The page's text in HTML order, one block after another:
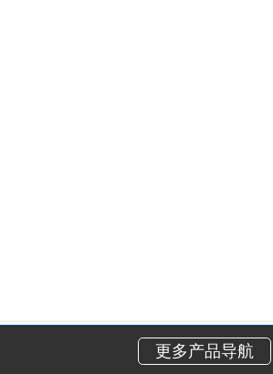
更多产品导航